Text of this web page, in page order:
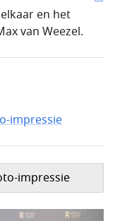
en het
van Weezel.
impressie
impressie